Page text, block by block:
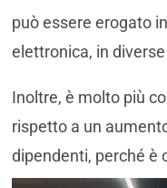
può essere erogato
elettronica, in
Inoltre, è molto più
rispetto a un
dipendenti, perché è